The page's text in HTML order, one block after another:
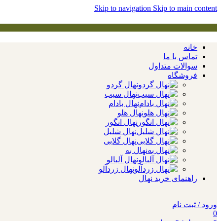
Skip to navigation Skip to main content
خانه
تماس با ما
سوالات متداول
فروشگاه
نهال گردو
نهال سیب
نهال بادام
نهال هلو
نهال انگور
نهال شلیل
نهال گلابی
نهال به
نهال آلبالو
نهال زردآلو
راهنمای خرید نهال
ورود / ثبت نام
0